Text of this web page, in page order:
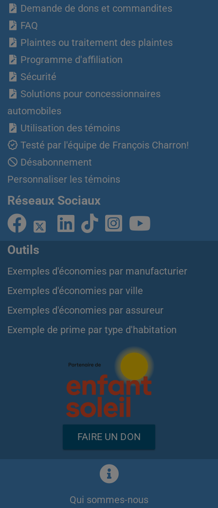
Demande de dons et commandites
FAQ
Plaintes ou traitement des plaintes
Programme d'affiliation
Sécurité
Solutions pour concessionnaires
automobiles
Utilisation des témoins
Testé par l'équipe de François Charron!
Désabonnement
Personnaliser les témoins
Réseaux Sociaux
Outils
Exemples d'économies par manufacturier
Exemples d'économies par ville
Exemples d'économies par assureur
Exemple de prime par type d'habitation
FAIRE UN DON
Qui sommes-nous